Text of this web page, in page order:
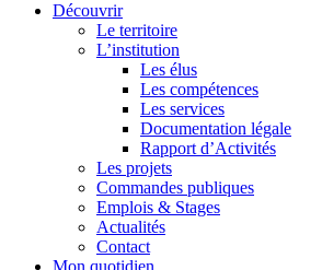
Découvrir
Le territoire
L’institution
Les élus
Les compétences
Les services
Documentation légale
Rapport d’Activités
Les projets
Commandes publiques
Emplois & Stages
Actualités
Contact
Mon quotidien